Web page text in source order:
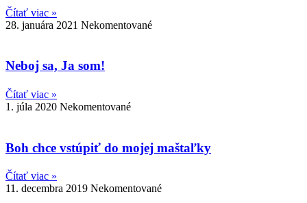
Čítať viac »
28. januára 2021 Nekomentované
Neboj sa, Ja som!
Čítať viac »
1. júla 2020 Nekomentované
Boh chce vstúpiť do mojej maštaľky
Čítať viac »
11. decembra 2019 Nekomentované